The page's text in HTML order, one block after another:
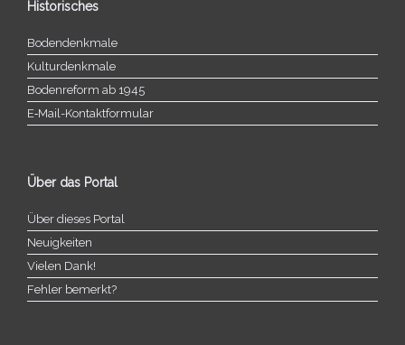
Historisches
Bodendenkmale
Kulturdenkmale
Bodenreform ab 1945
E‑Mail-​​Kontaktformular
Über das Portal
Über dieses Portal
Neuigkeiten
Vielen Dank!
Fehler bemerkt?